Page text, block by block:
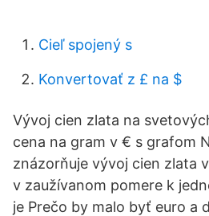
Cieľ spojený s
Konvertovať z £ na $
Vývoj cien zlata na
cena na gram v € s grafom
znázorňuje vývoj cien zlata
v zaužívanom pomere k
je Prečo by malo byť euro a